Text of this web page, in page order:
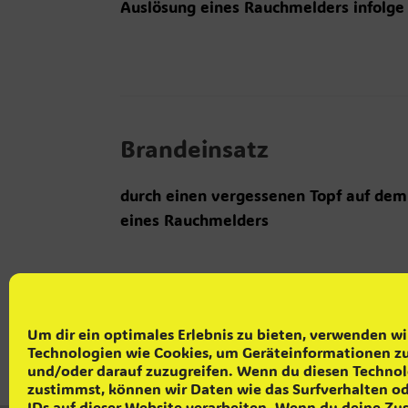
Um dir ein optimales Erlebnis zu bieten, verwenden
Technologien wie Cookies, um Geräteinformationen
und/oder darauf zuzugreifen. Wenn du diesen
zustimmst, können wir Daten wie das Surfverhalten
Auslösung eines Rauchmelders
Brandeinsatz
durch einen vergessenen Topf auf
eines Rauchmelders
Beitragsnavigation « Zurück 1 … 18